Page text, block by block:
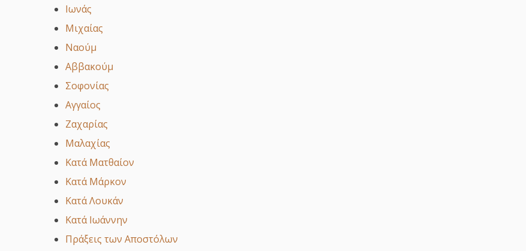
Ιωνάς
Μιχαίας
Ναούμ
Αββακούμ
Σοφονίας
Αγγαίος
Ζαχαρίας
Μαλαχίας
Κατά Ματθαίον
Κατά Μάρκον
Κατά Λουκάν
Κατά Ιωάννην
Πράξεις των Αποστόλων